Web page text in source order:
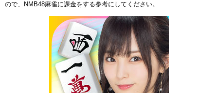
ので、NMB48麻雀に課金をする参考にしてください。